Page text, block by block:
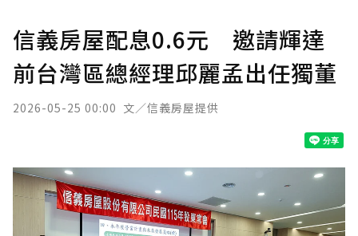
信義房屋配息0.6元 邀請輝達
前台灣區總經理邱麗孟出任獨董
2026-05-25 00:00 文／信義房屋提供